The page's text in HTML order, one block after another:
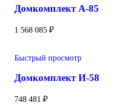
Домкомплект А-85
1 568 085 ₽
Быстрый просмотр
Домкомплект И-58
748 481 ₽